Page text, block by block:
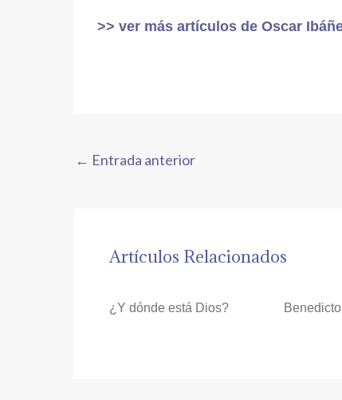
>> ver más artículos de Oscar
← Entrada anterior
Artículos Relacionados
¿Y dónde está Dios? Benedicto